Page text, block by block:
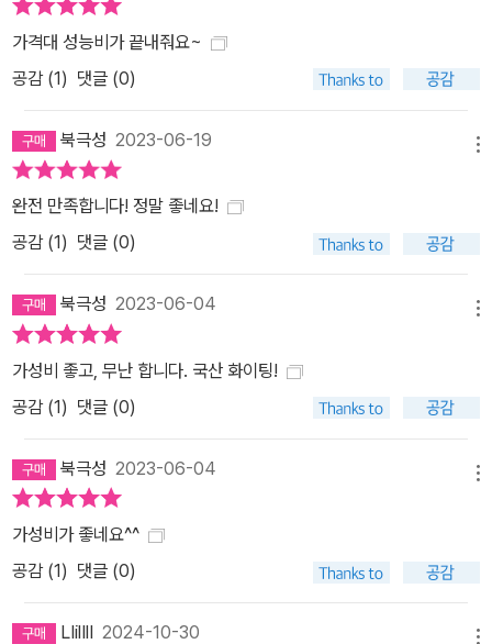
가격대 성능비가 끝내줘요~
공감 (1) 댓글 (0)
북극성 2023-06-19
완전 만족합니다! 정말 좋네요!
공감 (1) 댓글 (0)
북극성 2023-06-04
가성비 좋고, 무난 합니다. 국산 화이팅!
공감 (1) 댓글 (0)
북극성 2023-06-04
가성비가 좋네요^^
공감 (1) 댓글 (0)
LIilIlI 2024-10-30